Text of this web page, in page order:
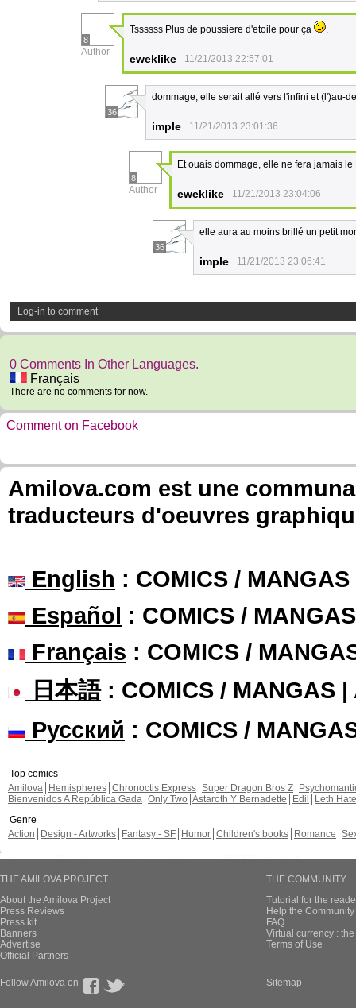
8
Author
Tssssss Plus de poussiere d'etoile pour ça .
eweklike 11/21/2013 22:57:01
36
dommage, elle serait allé vers l'infini et (l')au-
imple 11/21/2013 23:01:36
8
Author
Et ouais dommage, elle ne fera jamais le
eweklike 11/21/2013 23:04:06
36
elle aura au moins brillé un petit
imple 11/21/2013 23:06:41
Log-in to comment
0 Comments In Other Languages.
Français
There are no comments for now.
Comment on Facebook
Amilova.com est une
traducteurs d'oeuvres
English : COMICS /
Español : COMICS /
Français : COMICS /
日本語: COMICS / MANGAS |
Русский : COMICS /
Top comics
Amilova
Hemispheres Chronoctis Express Super Dragon Bros Z
Bienvenidos A República Gada Only Two Astaroth Y Bernadette Edil
Leth Hate
Genre
Action
Design - Artworks Fantasy - SF Humor Children's books Romance
THE AMILOVA PROJECT
About the Amilova Project
Press Reviews
Press kit
Banners
Advertise
Official Partners
THE COMMUNITY
Tutorial for the
Help the
FAQ
Virtual currency :
Terms of Use
Follow Amilova on Sitemap